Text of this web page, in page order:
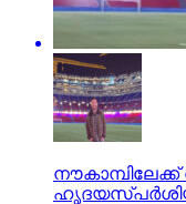
നൗകാമ്പിലേക്ക്